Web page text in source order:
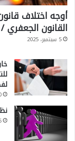
أوجه اختلاف
القانون الجعفري /
5 سبتمبر، 2025
30
25